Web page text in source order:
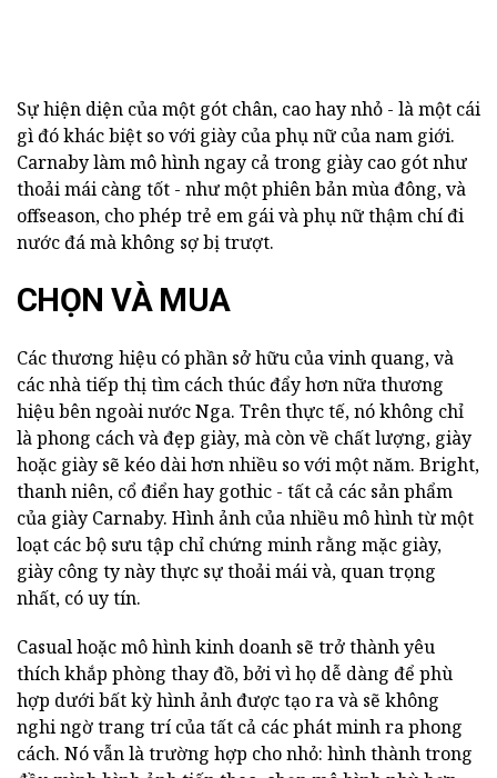
Sự hiện diện của một gót chân, cao hay nhỏ - là một cái
gì đó khác biệt so với giày của phụ nữ của nam giới.
Carnaby làm mô hình ngay cả trong giày cao gót như
thoải mái càng tốt - như một phiên bản mùa đông, và
offseason, cho phép trẻ em gái và phụ nữ thậm chí đi
nước đá mà không sợ bị trượt.
CHỌN VÀ MUA
Các thương hiệu có phần sở hữu của vinh quang, và
các nhà tiếp thị tìm cách thúc đẩy hơn nữa thương
hiệu bên ngoài nước Nga. Trên thực tế, nó không chỉ
là phong cách và đẹp giày, mà còn về chất lượng, giày
hoặc giày sẽ kéo dài hơn nhiều so với một năm. Bright,
thanh niên, cổ điển hay gothic - tất cả các sản phẩm
của giày Carnaby. Hình ảnh của nhiều mô hình từ một
loạt các bộ sưu tập chỉ chứng minh rằng mặc giày,
giày công ty này thực sự thoải mái và, quan trọng
nhất, có uy tín.
Casual hoặc mô hình kinh doanh sẽ trở thành yêu
thích khắp phòng thay đồ, bởi vì họ dễ dàng để phù
hợp dưới bất kỳ hình ảnh được tạo ra và sẽ không
nghi ngờ trang trí của tất cả các phát minh ra phong
cách. Nó vẫn là trường hợp cho nhỏ: hình thành trong